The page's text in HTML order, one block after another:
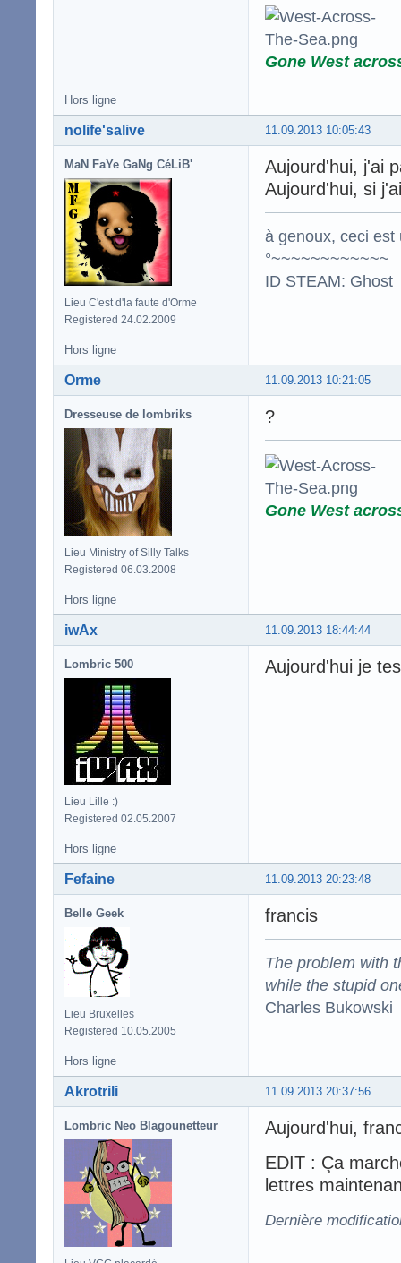
Gone West
Hors ligne
11.09.2013 10:05:43
nolife'salive
MaN FaYe GaNg CéLiB'
Lieu C'est d'la faute d'Orme
Registered 24.02.2009
Aujourd'hui, j'ai
Aujourd'hui, si
à genoux, ceci est
°~~~~~~~~~~~~
ID STEAM: Ghost
Hors ligne
11.09.2013 10:21:05
Orme
Dresseuse de lombriks
Lieu Ministry of Silly Talks
Registered 06.03.2008
?
Gone West
Hors ligne
11.09.2013 18:44:44
iwAx
Lombric 500
Lieu Lille :)
Registered 02.05.2007
Aujourd'hui je
Hors ligne
11.09.2013 20:23:48
Fefaine
Belle Geek
Lieu Bruxelles
Registered 10.05.2005
francis
The problem with
while the stupid
Charles Bukowski
Hors ligne
11.09.2013 20:37:56
Akrotrili
Lombric Neo Blagounetteur
Aujourd'hui,
EDIT : Ça
lettres
Dernière